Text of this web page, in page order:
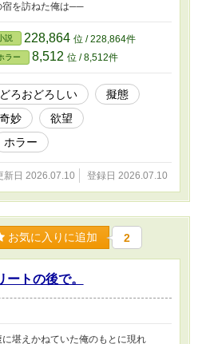
宿を訪ねた俺は──
説 228,864 位 / 228,864件
ラー 8,512 位 / 8,512件
ろおどろしい
擬態
奇妙
欲望
ホラー
新日 2026.07.10 登録日 2026.07.10
お気に入りに追加 2
トの後で。
堪えかねていた俺のもとに現れ